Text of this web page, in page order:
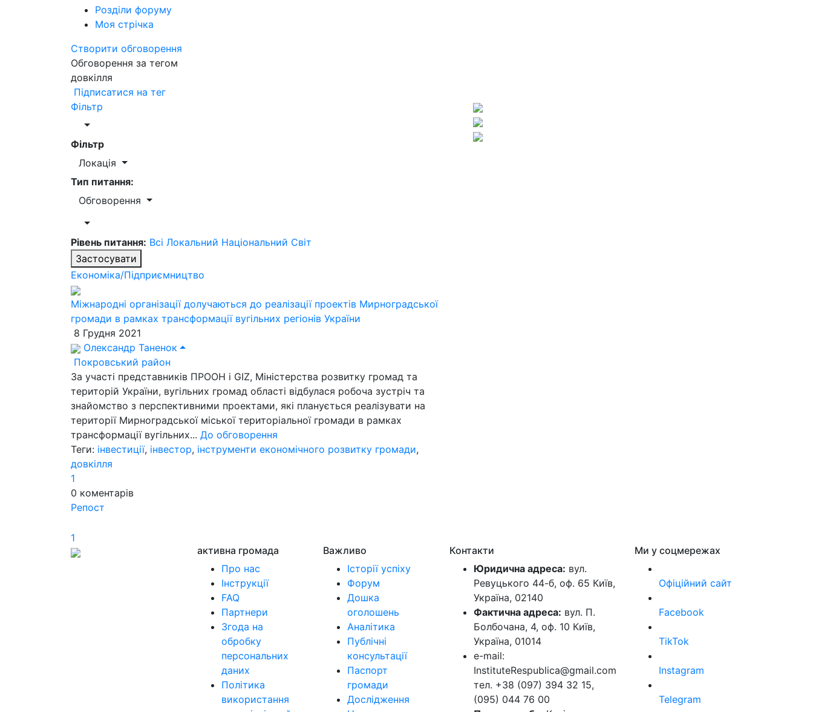
Розділи форуму
Моя стрічка
Створити обговорення
Обговорення за тегом
довкілля
Підписатися на тег
Фільтр
Фільтр
Локація
Тип питання:
Обговорення
Рівень питання: Всі Локальний Національний Світ
Застосувати
Економіка/Підприємництво
Міжнародні організації долучаються до реалізації проектів Мирноградської
громади в рамках трансформації вугільних регіонів України
8 Грудня 2021
Олександр Таненок
Покровський район
За участі представників ПРООН і GIZ, Міністерства розвитку громад та
територій України, вугільних громад області відбулася робоча зустріч та
знайомство з перспективними проектами, які планується реалізувати на
території Мирноградської міської територіальної громади в рамках
трансформації вугільних... До обговорення
Теги: інвестиції, інвестор, інструменти економічного розвитку громади,
довкілля
1
0 коментарів
Репост
1
активна громада
Про нас
Інструкції
FAQ
Партнери
Згода на
обробку
персональних
даних
Політика
використання
Важливо
Історії успіху
Форум
Дошка
оголошень
Аналітика
Публічні
консультації
Паспорт
громади
Дослідження
Контакти
Юридична адреса: вул.
Ревуцького 44-б, оф. 65 Київ,
Україна, 02140
Фактична адреса: вул. П.
Болбочана, 4, оф. 10 Київ,
Україна, 01014
e-mail:
InstituteRespublica@gmail.com
тел. +38 (097) 394 32 15,
(095) 044 76 00
Ми у соцмережах
Офіційний сайт
Facebook
TikTok
Instagram
Telegram